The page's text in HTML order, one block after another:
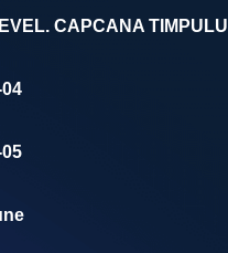
CAPCANA TIMPULUI